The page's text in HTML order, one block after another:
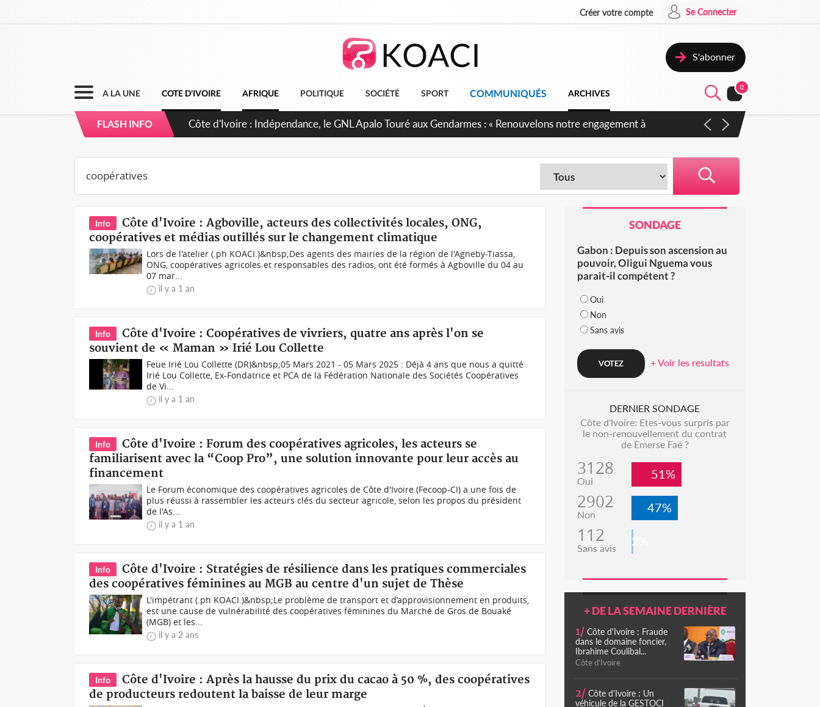
Créer votre compte Se Connecter
S'abonner
A LA UNE COTE D'IVOIRE AFRIQUE POLITIQUE SOCIÉTÉ SPORT COMMUNIQUÉS ARCHIVES
0
FLASH INFO
Sierra Leone : Un projet de réforme constitutionnelle en gestation, points clés des amendements, un exclu
Info
Côte d'Ivoire : Agboville, acteurs des collectivités locales, ONG,
coopératives et médias outillés sur le changement climatique
Lors de l'atelier (.ph KOACI.)&nbsp;Des agents des mairies de la région de l'Agneby-Tiassa,
ONG, coopératives agricoles et responsables des radios, ont été formés à Agboville du 04 au
07 mar...
il y a 1 an
Info
Côte d'Ivoire : Coopératives de vivriers, quatre ans après l'on se
souvient de « Maman » Irié Lou Collette
Feue Irié Lou Collette (DR)&nbsp;05 Mars 2021 - 05 Mars 2025 : Déjà 4 ans que nous a quitté
Irié Lou Collette, Ex-Fondatrice et PCA de la Fédération Nationale des Sociétés Coopératives
de Vi...
il y a 1 an
Info
Côte d'Ivoire : Forum des coopératives agricoles, les acteurs se
familiarisent avec la “Coop Pro”, une solution innovante pour leur accès au
financement
Le Forum économique des coopératives agricoles de Côte d'Ivoire (Fecoop-CI) a une fois de
plus réussi à rassembler les acteurs clés du secteur agricole, selon les propos du président
de l'As...
il y a 1 an
Info
Côte d'Ivoire : Stratégies de résilience dans les pratiques commerciales
des coopératives féminines au MGB au centre d'un sujet de Thèse
L'impétrant (.ph KOACI.)&nbsp;Le problème de transport et d’approvisionnement en produits,
est une cause de vulnérabilité des coopératives féminines du Marché de Gros de Bouaké
(MGB) et les...
il y a 2 ans
Info
Côte d'Ivoire : Après la hausse du prix du cacao à 50 %, des coopératives
de producteurs redoutent la baisse de leur marge
SONDAGE
Gabon : Depuis son ascension au
pouvoir, Oligui Nguema vous
parait-il compétent ?
Oui
Non
Sans avis
+ Voir les resultats
DERNIER SONDAGE
Côte d'Ivoire: Etes-vous surpris par
le non-renouvellement du contrat
de Emerse Faé ?
3128
Oui 51%
2902
Non 47%
112
Sans avis 2%
+ DE LA SEMAINE DERNIÈRE
1/ Côte d'Ivoire : Fraude
dans le domaine foncier,
Ibrahime Coulibal...
Côte d'Ivoire
2/ Côte d'Ivoire : Un
véhicule de la GESTOCI